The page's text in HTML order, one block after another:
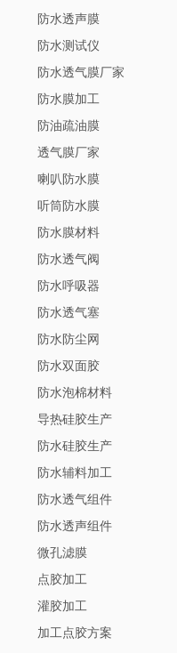
防水透声膜
防水测试仪
防水透气膜厂家
防水膜加工
防油疏油膜
透气膜厂家
喇叭防水膜
听筒防水膜
防水膜材料
防水透气阀
防水呼吸器
防水透气塞
防水防尘网
防水双面胶
防水泡棉材料
导热硅胶生产
防水硅胶生产
防水辅料加工
防水透气组件
防水透声组件
微孔滤膜
点胶加工
灌胶加工
加工点胶方案